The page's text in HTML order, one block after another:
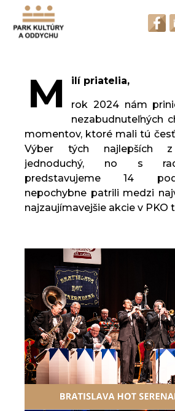
M ilí priatelia,
rok 2024 nám
nezabudnuteľných
momentov, ktoré mali tú
Výber tých najlepších
jednoduchý, no s
predstavujeme 14
nepochybne patrili medzi
najzaujímavejšie akcie v PKO